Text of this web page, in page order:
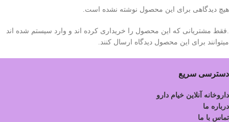
هیچ دیدگاهی برای این محصول نوشته نشده است.
.فقط مشتریانی که این محصول را خریداری کرده اند و وارد سیستم شده اند
میتوانند برای این محصول دیدگاه ارسال کنند.
دسترسی سریع
داروخانه آنلاین خیام دارو
درباره ما
تماس با ما